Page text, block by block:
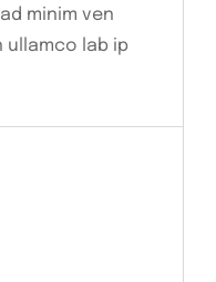
minim ven
ullamco lab ip